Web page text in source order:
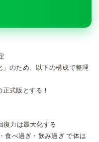
」のため、以下の構成で整理
式版とする！
復力は最大化する
食べ過ぎ・飲み過ぎ で体は